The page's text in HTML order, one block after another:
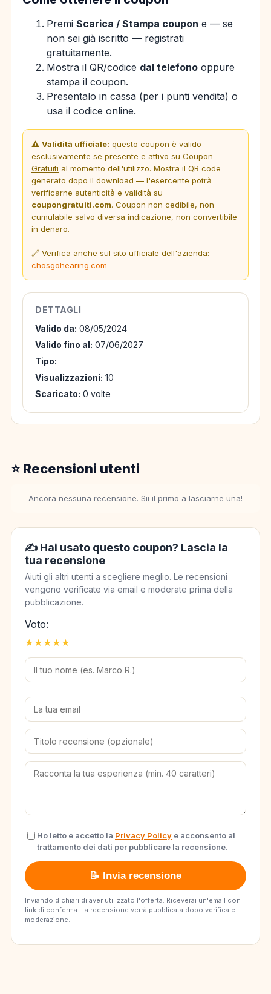
Premi Scarica / Stampa coupon e — se
non sei già iscritto — registrati
gratuitamente.
Mostra il QR/codice dal telefono oppure
stampa il coupon.
Presentalo in cassa (per i punti vendita) o
usa il codice online.
⚠️ Validità ufficiale: questo coupon è valido
esclusivamente se presente e attivo su Coupon
Gratuiti al momento dell'utilizzo. Mostra il QR code
generato dopo il download — l'esercente potrà
verificarne autenticità e validità su
coupongratuiti.com. Coupon non cedibile, non
cumulabile salvo diversa indicazione, non convertibile
in denaro.
🔗 Verifica anche sul sito ufficiale dell'azienda:
chosgohearing.com
DETTAGLI
Valido da: 08/05/2024
Valido fino al: 07/06/2027
Tipo:
Visualizzazioni: 10
Scaricato: 0 volte
⭐ Recensioni utenti
Ancora nessuna recensione. Sii il primo a lasciarne una!
✍️ Hai usato questo coupon? Lascia la
tua recensione
Aiuti gli altri utenti a scegliere meglio. Le recensioni
vengono verificate via email e moderate prima della
pubblicazione.
Voto:
★
★
★
★
★
Ho letto e accetto la Privacy Policy e acconsento al
trattamento dei dati per pubblicare la recensione.
📝 Invia recensione
Inviando dichiari di aver utilizzato l'offerta. Riceverai un'email con
link di conferma. La recensione verrà pubblicata dopo verifica e
moderazione.